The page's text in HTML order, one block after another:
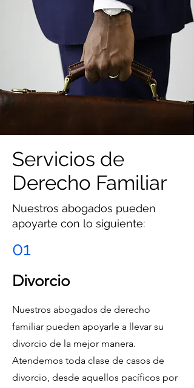
Servicios de
Derecho Familiar
Nuestros abogados pueden
apoyarte con lo siguiente:
01
Divorcio
Nuestros abogados de derecho
familiar pueden apoyarle a llevar su
divorcio de la mejor manera.
Atendemos toda clase de casos de
divorcio, desde aquellos pacíficos por